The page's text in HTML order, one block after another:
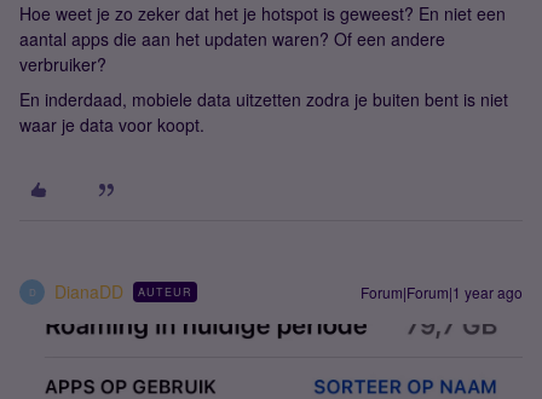
Hoe weet je zo zeker dat het je hotspot is geweest? En niet een
aantal apps die aan het updaten waren? Of een andere
verbruiker?
En inderdaad, mobiele data uitzetten zodra je buiten bent is niet
waar je data voor koopt.
D DianaDD AUTEUR Forum|Forum|1 year ago